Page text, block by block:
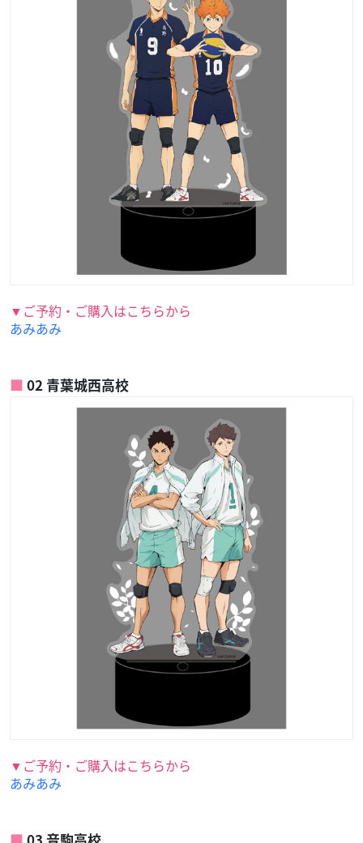
▼ご予約・ご購入はこちらから
あみあみ
02 青葉城西高校
▼ご予約・ご購入はこちらから
あみあみ
03 音駒高校